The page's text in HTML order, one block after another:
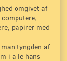
omgivet af
papirer med
tyngden af
i alle hans